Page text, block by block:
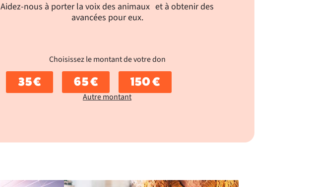
Aidez-nous à porter la voix des animaux et à obtenir des
avancées pour eux.
Choisissez le montant de votre don
35 € 65 € 150 €
Autre montant